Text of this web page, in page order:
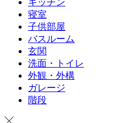
寝室
子供部屋
バスルーム
玄関
洗面・トイレ
外観・外構
ガレージ
階段